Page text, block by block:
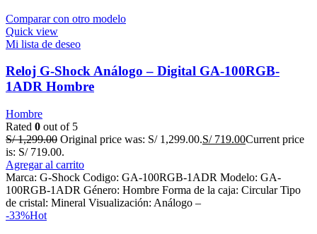
Comparar con otro modelo
Quick view
Mi lista de deseo
Reloj G-Shock Análogo – Digital GA-100RGB-
1ADR Hombre
Hombre
Rated 0 out of 5
S/1,299.00 Original price was: S/ 1,299.00.S/719.00Current price
is: S/ 719.00.
Agregar al carrito
Marca: G-Shock Codigo: GA-100RGB-1ADR Modelo: GA-
100RGB-1ADR Género: Hombre Forma de la caja: Circular Tipo
de cristal: Mineral Visualización: Análogo –
-33%Hot